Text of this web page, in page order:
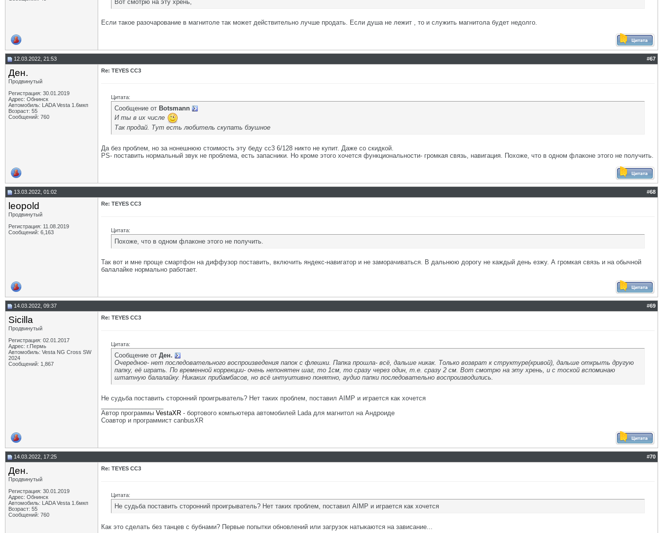
Вот смотрю на эту хрень,
Если такое разочарование в магнитоле так может действительно лучше продать. Если душа не лежит , то и служить магнитола будет недолго.
12.03.2022, 21:53 #67
Ден.
Продвинутый
Регистрация: 30.01.2019
Адрес: Обнинск
Автомобиль: LADA Vesta 1.6мкп
Возраст: 55
Сообщений: 760
Re: TEYES CC3
Цитата:
Сообщение от Botsmann
И ты в их числе
Так продай. Тут есть любитель скупать бэушное
Да без проблем, но за нонешнюю стоимость эту беду сс3 6/128 никто не купит. Даже со скидкой.
PS- поставить нормальный звук не проблема, есть запасники. Но кроме этого хочется функциональности- громкая связь, навигация. Похоже, что в одном флаконе этого не получить.
13.03.2022, 01:02 #68
leopold
Продвинутый
Регистрация: 11.08.2019
Сообщений: 6,163
Re: TEYES CC3
Цитата:
Похоже, что в одном флаконе этого не получить.
Так вот и мне проще смартфон на диффузор поставить, включить яндекс-навигатор и не заморачиваться. В дальнюю дорогу не каждый день езжу. А громкая связь и на обычной
балалайке нормально работает.
14.03.2022, 09:37 #69
Sicilla
Продвинутый
Регистрация: 02.01.2017
Адрес: г.Пермь
Автомобиль: Vesta NG Cross SW
2024
Сообщений: 1,867
Re: TEYES CC3
Цитата:
Сообщение от Ден.
Очередное- нет последовательного воспроизведения папок с флешки. Папка прошла- всё, дальше никак. Только возврат к структуре(кривой), дальше открыть другую
папку, её играть. По временной коррекции- очень непонятен шаг, то 1см, то сразу через один, т.е. сразу 2 см. Вот смотрю на эту хрень, и с тоской вспоминаю
штатную балалайку. Никаких прибамбасов, но всё интуитивно понятно, аудио папки последовательно воспроизводились.
Не судьба поставить сторонний проигрыватель? Нет таких проблем, поставил AIMP и играется как хочется
Автор программы VestaXR - бортового компьютера автомобилей Lada для магнитол на Андроиде
Соавтор и программист canbusXR
14.03.2022, 17:25 #70
Ден.
Продвинутый
Регистрация: 30.01.2019
Адрес: Обнинск
Автомобиль: LADA Vesta 1.6мкп
Возраст: 55
Сообщений: 760
Re: TEYES CC3
Цитата:
Не судьба поставить сторонний проигрыватель? Нет таких проблем, поставил AIMP и играется как хочется
Как это сделать без танцев с бубнами? Первые попытки обновлений или загрузок натыкаются на зависание...